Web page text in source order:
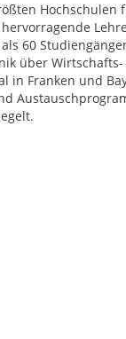
Hochschulen
60
über
in Franken und